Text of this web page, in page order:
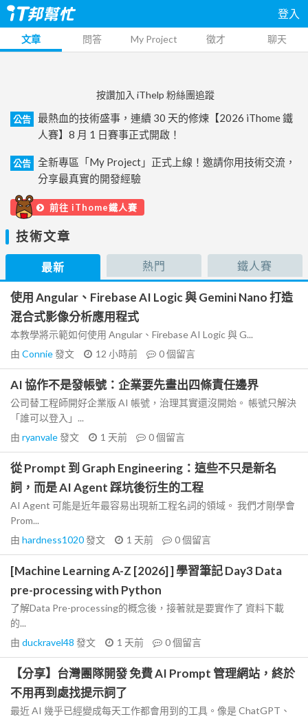
登入
文章 問答 My Project 徵才 聊天
按讚加入 iThelp 粉絲團追蹤
公告
最熱血的技術盛事，連續 30 天的修煉【2026 iThome 鐵
人賽】8 月 1 日賽事正式開啟！
公告
全新專區「My Project」正式上線！邀請你用技術交流，
分享最真實的開發經驗
前往 iThome鐵人賽
技術文章
最新 熱門 鐵人賽
使用 Angular、Firebase AI Logic 與 Gemini Nano 打造
混合式影像分析應用程式
本教學將示範如何使用 Angular、Firebase AI Logic 與 G...
由 Connie發文 12 小時前 0個留言
AI 協作不是發帳號：企業要先畫出四條責任邊界
公司替工程師開好企業版 AI 帳號，治理其實還沒開始。 帳號只解決
「誰可以登入」...
由 ryanvale發文 1 天前 0個留言
從 Prompt 到 Graph Engineering：這些不只是新名
詞，而是 AI Agent 踩坑後衍生的工程
AI Agent 可能是近年最容易出現新工程名詞的領域。 我們才剛學會
Prom...
由 hardness1020發文 1 天前 0個留言
[Machine Learning A-Z [2026] ] 學習筆記 Day3 Data
pre-processing with Python
了解Data Pre-processing的概念後，接著就是要實作了 資料下載
的...
由 duckravel48 發文 1 天前 0個留言
【分享】台灣團隊開發 免費 AI Prompt 管理網站，終於
不用再到處找提示詞了
最近 AI 幾乎已經變成每天工作都會用到的工具。像是 ChatGPT、